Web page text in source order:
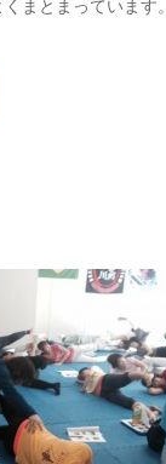
まとまっています。